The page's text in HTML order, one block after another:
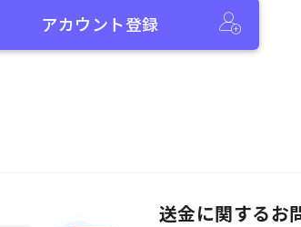
アカウント登録
送金に関するお